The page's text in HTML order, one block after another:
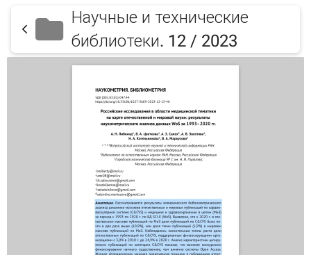
Научные и технические
библиотеки. 12 / 2023